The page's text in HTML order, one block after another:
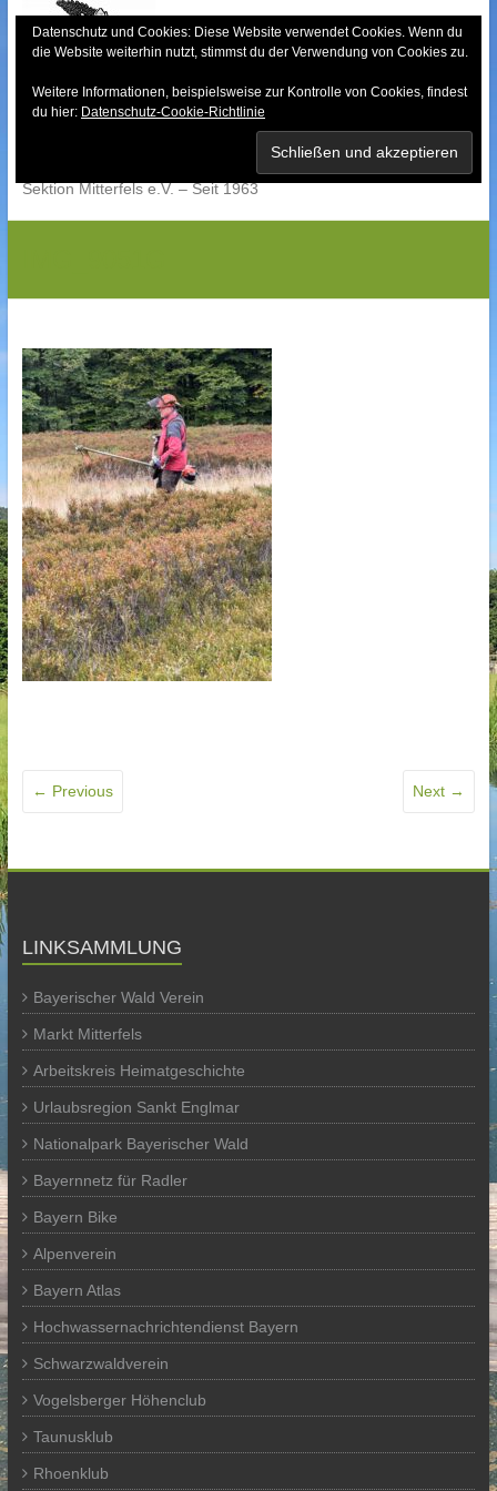
content
Bayerischer Wald-
Sektion Mitterfels e.V. – Seit 1963
← Previous Next →
LINKSAMMLUNG
Bayerischer Wald Verein
Markt Mitterfels
Arbeitskreis Heimatgeschichte
Urlaubsregion Sankt Englmar
Nationalpark Bayerischer Wald
Bayernnetz für Radler
Bayern Bike
Alpenverein
Bayern Atlas
Hochwassernachrichtendienst Bayern
Schwarzwaldverein
Vogelsberger Höhenclub
Taunusklub
Rhoenklub
Datenschutz und Cookies: Diese Website verwendet Cookies. Wenn du
die Website weiterhin nutzt, stimmst du der Verwendung von Cookies zu.
Weitere Informationen, beispielsweise zur Kontrolle von Cookies, findest
du hier: Datenschutz-Cookie-Richtlinie